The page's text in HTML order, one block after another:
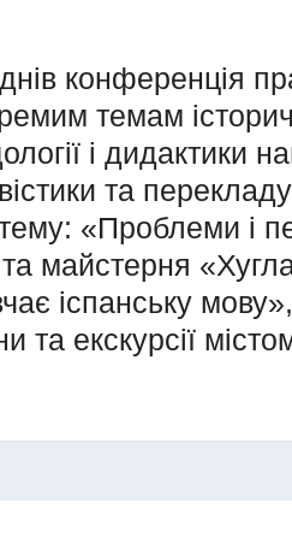
конференція
темам
і дидактики
та
«Проблеми і
майстерня
іспанську
та екскурсії